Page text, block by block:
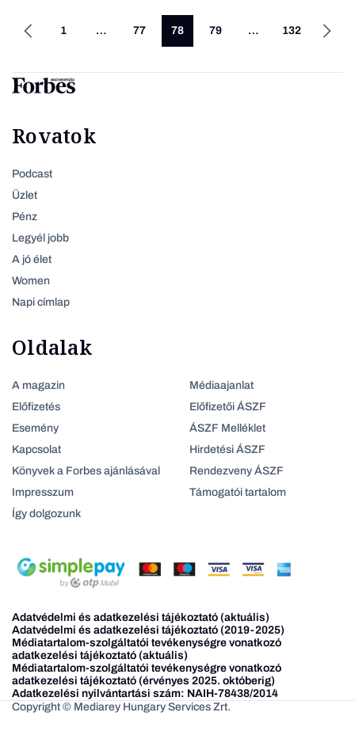
1 … 77 78 79 … 132
Rovatok
Podcast
Üzlet
Pénz
Legyél jobb
A jó élet
Women
Napi címlap
Oldalak
A magazin
Előfizetés
Esemény
Kapcsolat
Könyvek a Forbes ajánlásával
Impresszum
Így dolgozunk
Médiaajanlat
Előfizetői ÁSZF
ÁSZF Melléklet
Hirdetési ÁSZF
Rendezveny ÁSZF
Támogatói tartalom
Adatvédelmi és adatkezelési tájékoztató (aktuális)
Adatvédelmi és adatkezelési tájékoztató (2019-2025)
Médiatartalom-szolgáltatói tevékenységre vonatkozó
adatkezelési tájékoztató (aktuális)
Médiatartalom-szolgáltatói tevékenységre vonatkozó
adatkezelési tájékoztató (érvényes 2025. októberig)
Adatkezelési nyilvántartási szám: NAIH-78438/2014
Copyright © Mediarey Hungary Services Zrt.